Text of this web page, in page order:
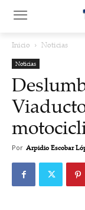
Inicio Noticias
Noticias
Por Arpidio Escobar